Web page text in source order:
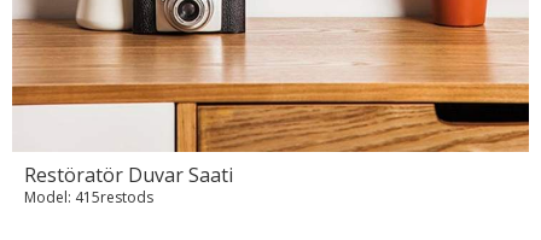
Restöratör Duvar Saati
Model: 415restods